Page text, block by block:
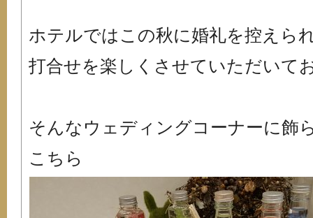
ホテルではこの秋に婚礼を控えら
打合せを楽しくさせていただいて
そんなウェディングコーナーに飾
こちら